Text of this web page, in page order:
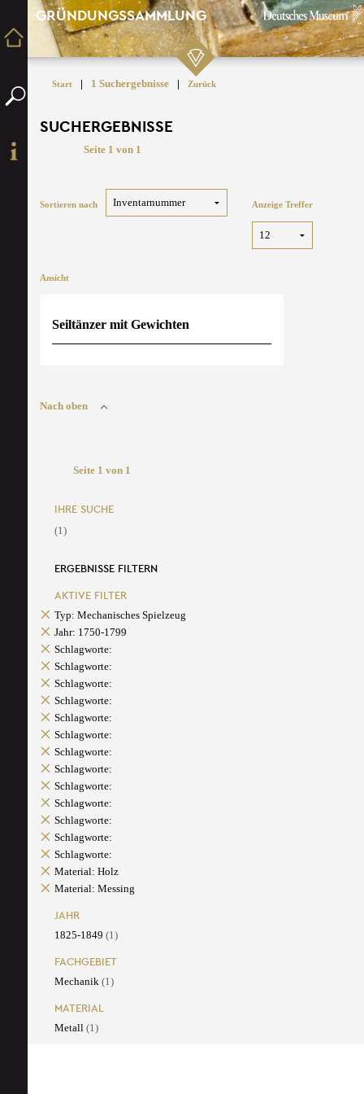
GRÜNDUNGSSAMMLUNG
Start | 1 Suchergebnisse | Zurück
SUCHERGEBNISSE
Seite 1 von 1
Sortieren nach Anzeige Treffer
Ansicht
Seiltänzer mit Gewichten
Nach oben
Seite 1 von 1
IHRE SUCHE
(1)
ERGEBNISSE FILTERN
AKTIVE FILTER
Typ: Mechanisches Spielzeug
Jahr: 1750-1799
Schlagworte:
Schlagworte:
Schlagworte:
Schlagworte:
Schlagworte:
Schlagworte:
Schlagworte:
Schlagworte:
Schlagworte:
Schlagworte:
Schlagworte:
Schlagworte:
Schlagworte:
Material: Holz
Material: Messing
JAHR
1825-1849 (1)
FACHGEBIET
Mechanik (1)
MATERIAL
Metall (1)